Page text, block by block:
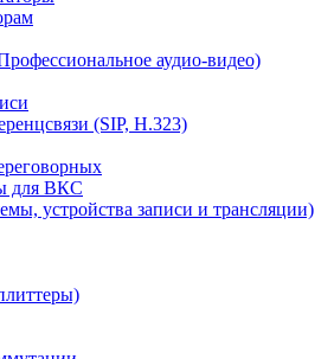
аудио-видео)
(SIP, H.323)
для ВКС
устройства записи и трансляции)